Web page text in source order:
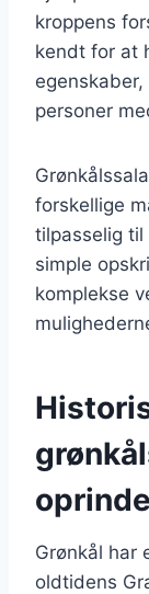
kroppens
kendt for at
personer
forskellige
tilpasselig
simple
komplekse
Grønkål har
oldtidens